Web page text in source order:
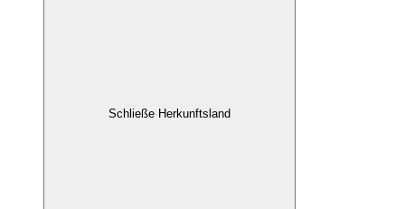
Schließe Herkunftsland